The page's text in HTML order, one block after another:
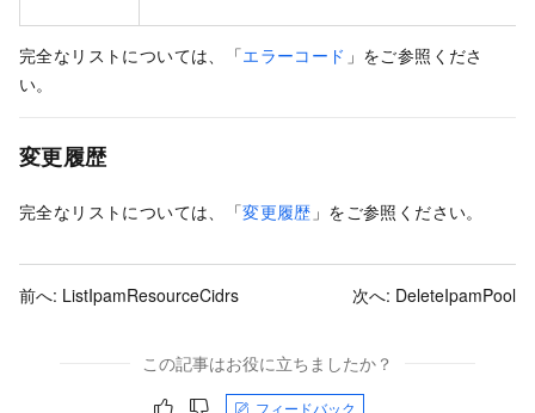
完全なリストについては、「エラーコード 」をご参照くださ
い。
変更履歴
完全なリストについては、「変更履歴 」をご参照ください。
前へ: ListIpamResourceCidrs 次へ: DeleteIpamPool
この記事はお役に立ちましたか？
フィードバック